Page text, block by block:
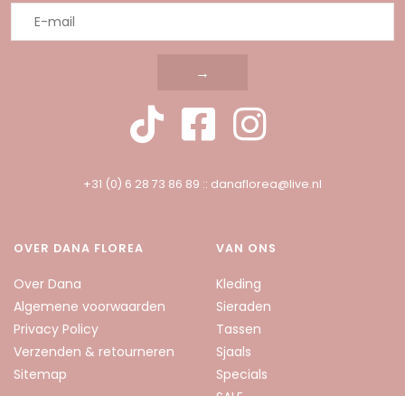
→
+31 (0) 6 28 73 86 89 :: danaflorea@live.nl
OVER DANA FLOREA
Over Dana
Algemene voorwaarden
Privacy Policy
Verzenden & retourneren
Sitemap
VAN ONS
Kleding
Sieraden
Tassen
Sjaals
Specials